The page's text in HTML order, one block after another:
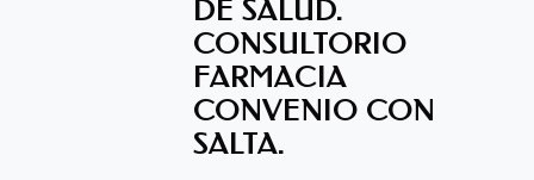
DE SALUD.
CONSULTORIO
FARMACIA
CONVENIO CON
SALTA.